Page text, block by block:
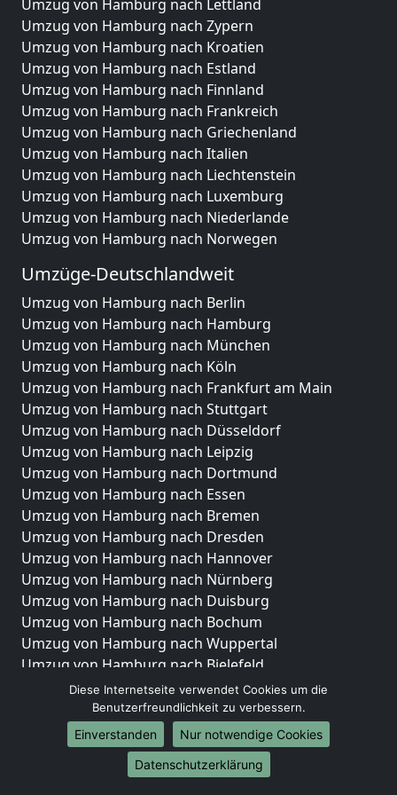
Umzug von Hamburg nach Lettland
Umzug von Hamburg nach Zypern
Umzug von Hamburg nach Kroatien
Umzug von Hamburg nach Estland
Umzug von Hamburg nach Finnland
Umzug von Hamburg nach Frankreich
Umzug von Hamburg nach Griechenland
Umzug von Hamburg nach Italien
Umzug von Hamburg nach Liechtenstein
Umzug von Hamburg nach Luxemburg
Umzug von Hamburg nach Niederlande
Umzug von Hamburg nach Norwegen
Umzüge-Deutschlandweit
Umzug von Hamburg nach Berlin
Umzug von Hamburg nach Hamburg
Umzug von Hamburg nach München
Umzug von Hamburg nach Köln
Umzug von Hamburg nach Frankfurt am Main
Umzug von Hamburg nach Stuttgart
Umzug von Hamburg nach Düsseldorf
Umzug von Hamburg nach Leipzig
Umzug von Hamburg nach Dortmund
Umzug von Hamburg nach Essen
Umzug von Hamburg nach Bremen
Umzug von Hamburg nach Dresden
Umzug von Hamburg nach Hannover
Umzug von Hamburg nach Nürnberg
Umzug von Hamburg nach Duisburg
Umzug von Hamburg nach Bochum
Umzug von Hamburg nach Wuppertal
Umzug von Hamburg nach Bielefeld
Umzug von Hamburg nach Bonn
Umzug von Hamburg nach Münster
Internationale-Umzüge
Umzug von Hamburg nach Brasilien
Diese Internetseite verwendet Cookies um die
Benutzerfreundlichkeit zu verbessern.
Einverstanden
Nur notwendige Cookies
Datenschutzerklärung